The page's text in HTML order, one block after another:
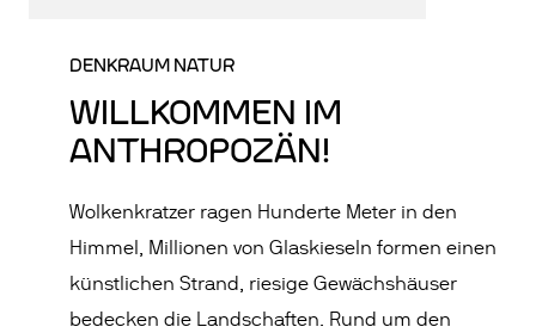
DENKRAUM NATUR
WILLKOMMEN IM
ANTHROPOZÄN!
Wolkenkratzer ragen Hunderte Meter in den
Himmel, Millionen von Glaskieseln formen einen
künstlichen Strand, riesige Gewächshäuser
bedecken die Landschaften. Rund um den